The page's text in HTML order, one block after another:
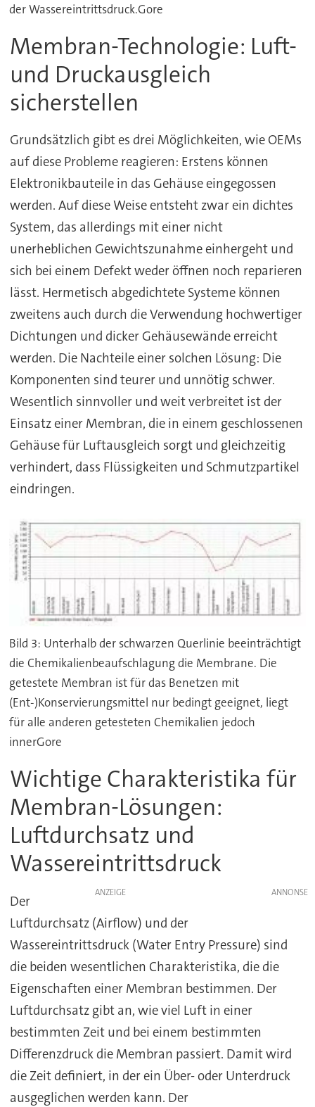
der Wassereintrittsdruck.Gore
Membran-Technologie: Luft-
und Druckausgleich
sicherstellen
Grundsätzlich gibt es drei Möglichkeiten, wie OEMs
auf diese Probleme reagieren: Erstens können
Elektronikbauteile in das Gehäuse eingegossen
werden. Auf diese Weise entsteht zwar ein dichtes
System, das allerdings mit einer nicht
unerheblichen Gewichtszunahme einhergeht und
sich bei einem Defekt weder öffnen noch reparieren
lässt. Hermetisch abgedichtete Systeme können
zweitens auch durch die Verwendung hochwertiger
Dichtungen und dicker Gehäusewände erreicht
werden. Die Nachteile einer solchen Lösung: Die
Komponenten sind teurer und unnötig schwer.
Wesentlich sinnvoller und weit verbreitet ist der
Einsatz einer Membran, die in einem geschlossenen
Gehäuse für Luftausgleich sorgt und gleichzeitig
verhindert, dass Flüssigkeiten und Schmutzpartikel
eindringen.
Bild 3: Unterhalb der schwarzen Querlinie beeinträchtigt
die Chemikalienbeaufschlagung die Membrane. Die
getestete Membran ist für das Benetzen mit
(Ent-)Konservierungsmittel nur bedingt geeignet, liegt
für alle anderen getesteten Chemikalien jedoch
innerGore
Wichtige Charakteristika für
Membran-Lösungen:
Luftdurchsatz und
Wassereintrittsdruck
ANZEIGE
Der
Luftdurchsatz (Airflow) und der
Wassereintrittsdruck (Water Entry Pressure) sind
die beiden wesentlichen Charakteristika, die die
Eigenschaften einer Membran bestimmen. Der
Luftdurchsatz gibt an, wie viel Luft in einer
bestimmten Zeit und bei einem bestimmten
Differenzdruck die Membran passiert. Damit wird
die Zeit definiert, in der ein Über- oder Unterdruck
ausgeglichen werden kann. Der